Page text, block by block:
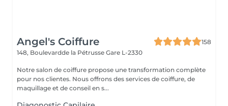
Angel's Coiffure
158
148, Boulevardde la Pétrusse Gare L-2330
Notre salon de coiffure propose une transformation complète
pour nos clientes. Nous offrons des services de coiffure, de
maquillage et de conseil en s...